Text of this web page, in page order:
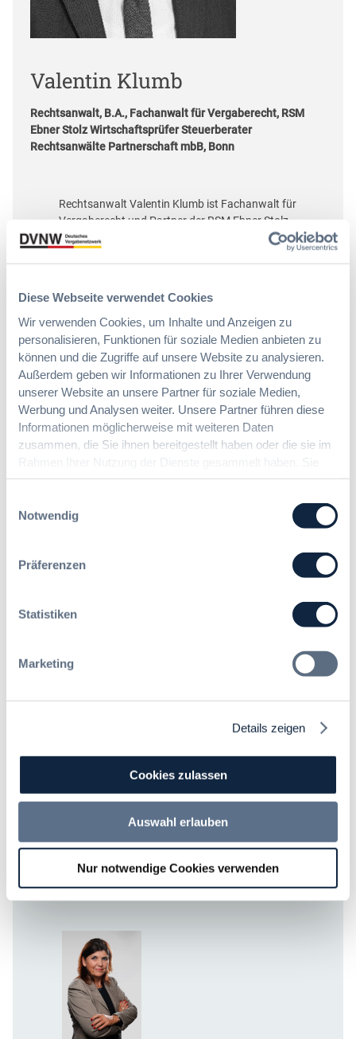
Diese Webseite verwendet Cookies
Wir verwenden Cookies, um Inhalte und Anzeigen zu
personalisieren, Funktionen für soziale Medien anbieten zu
können und die Zugriffe auf unsere Website zu analysieren.
Außerdem geben wir Informationen zu Ihrer Verwendung
unserer Website an unsere Partner für soziale Medien,
Werbung und Analysen weiter. Unsere Partner führen diese
Informationen möglicherweise mit weiteren Daten
zusammen, die Sie ihnen bereitgestellt haben oder die sie im
geben Einwilligung zu unseren Cookies, wenn Sie unsere
Notwendig
Präferenzen
Statistiken
Marketing
Details zeigen
Cookies zulassen
Auswahl erlauben
Nur notwendige Cookies verwenden
Valentin Klumb
Rechtsanwalt, B.A., Fachanwalt für Vergaberecht, RSM
Ebner Stolz Wirtschaftsprüfer Steuerberater
Rechtsanwälte Partnerschaft mbB, Bonn
Rechtsanwalt Valentin Klumb ist Fachanwalt für
Vergaberecht und Partner der RSM Ebner Stolz
PartGmbB. Er hat einen Tätigkeitsschwerpunkt
setzen sowohl öffentliche Auftraggeber wie
private Bieterunternehmen auf seine
vergaberechtliche Expertise. Seine weiteren
Beratungsfelder sind insbesondere das EU-
Beihilfenrecht, das Fördermittelrecht und das
(Kommunal-)Haushaltsrecht.
Ihre Ansprechpartner bei der
Daniel Buschermöhle